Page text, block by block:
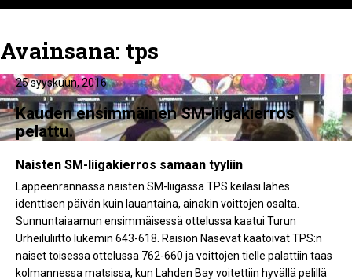
Avainsana: tps
25 syyskuun, 2016
Kauden ensimmäinen SM-liigakierros
pelattu.
Naisten SM-liigakierros samaan tyyliin
Lappeenrannassa naisten SM-liigassa TPS keilasi lähes
identtisen päivän kuin lauantaina, ainakin voittojen osalta.
Sunnuntaiaamun ensimmäisessä ottelussa kaatui Turun
Urheiluliitto lukemin 643-618. Raision Nasevat kaatoivat TPS:n
naiset toisessa ottelussa 762-660 ja voittojen tielle palattiin taas
kolmannessa matsissa, kun Lahden Bay voitettiin hyvällä pelillä